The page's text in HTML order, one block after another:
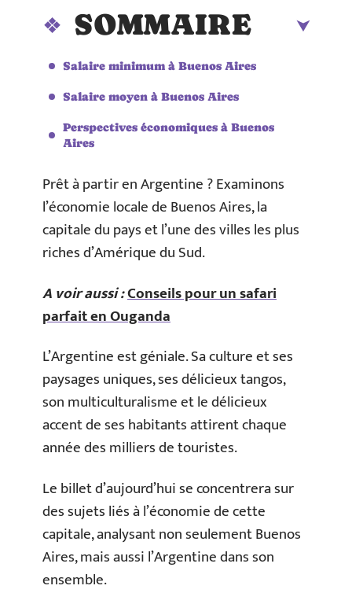
SOMMAIRE
Salaire minimum à Buenos Aires
Salaire moyen à Buenos Aires
Perspectives économiques à Buenos
Aires
Prêt à partir en Argentine ? Examinons
l’économie locale de Buenos Aires, la
capitale du pays et l’une des villes les plus
riches d’Amérique du Sud.
A voir aussi :Conseils pour un safari
parfait en Ouganda
L’Argentine est géniale. Sa culture et ses
paysages uniques, ses délicieux tangos,
son multiculturalisme et le délicieux
accent de ses habitants attirent chaque
année des milliers de touristes.
Le billet d’aujourd’hui se concentrera sur
des sujets liés à l’économie de cette
capitale, analysant non seulement Buenos
Aires, mais aussi l’Argentine dans son
ensemble.